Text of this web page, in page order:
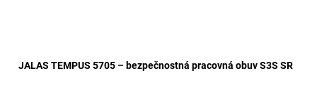
JALAS TEMPUS 5705 – bezpečnostná pracovná obuv S3S SR